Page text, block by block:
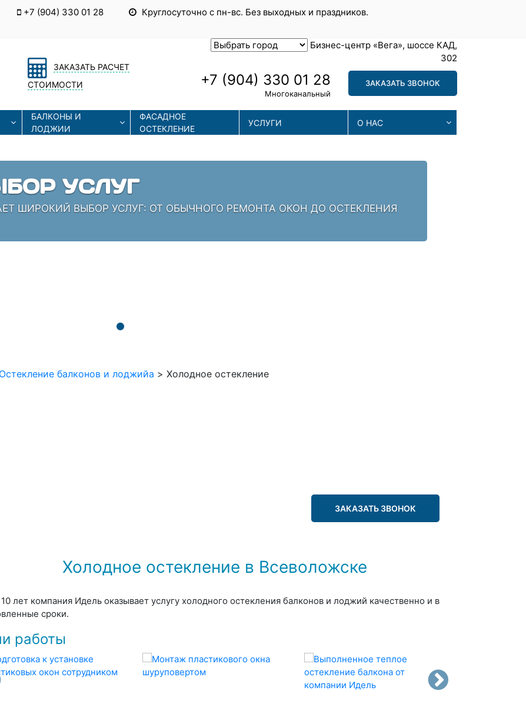
+7 (904) 330 01 28
Круглосуточно с пн-вс. Без выходных и праздников.
ЗАКАЗАТЬ РАСЧЕТ
СТОИМОСТИ
Бизнес-центр «Вега», шоссе КАД,
302
+7 (904) 330 01 28
Многоканальный
ЗАКАЗАТЬ ЗВОНОК
БАЛКОНЫ И
ЛОДЖИИ
ФАСАДНОЕ
ОСТЕКЛЕНИЕ
УСЛУГИ О НАС
ТЕХНОЛОГИИ
ТЕХНОЛОГИИ МОНТАЖА И РЕМОНТА. ЗАЛОГ УСПЕХА -
ЗНАЮТ СВОЁ ДЕЛО!
Остекление балконов и лоджийа > Холодное остекление
ЗАКАЗАТЬ ЗВОНОК
Холодное остекление в Всеволожске
лет компания Идель оказывает услугу холодного остекления балконов и лоджий качественно и в
сроки.
работы